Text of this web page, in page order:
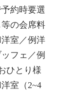
約時要選
の会席料
室／例洋
フェ／例
ひとり様
室（2~4